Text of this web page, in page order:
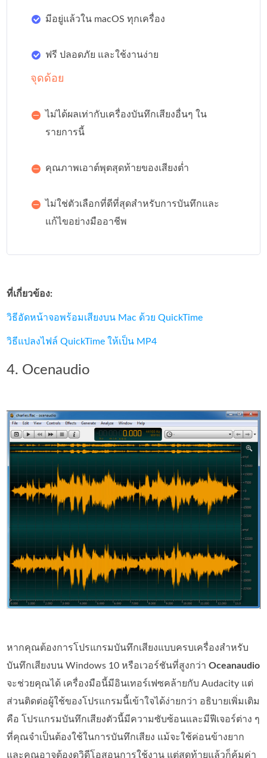
มีอยู่แล้วใน macOS ทุกเครื่อง
ฟรี ปลอดภัย และใช้งานง่าย
จุดด้อย
ไม่ได้ผลเท่ากับเครื่องบันทึกเสียงอื่นๆ ใน
รายการนี้
คุณภาพเอาต์พุตสุดท้ายของเสียงต่ำ
ไม่ใช่ตัวเลือกที่ดีที่สุดสำหรับการบันทึกและ
แก้ไขอย่างมืออาชีพ
ที่เกี่ยวข้อง:
วิธีอัดหน้าจอพร้อมเสียงบน Mac ด้วย QuickTime
วิธีแปลงไฟล์ QuickTime ให้เป็น MP4
4. Ocenaudio
หากคุณต้องการโปรแกรมบันทึกเสียงแบบครบเครื่องสำหรับ
บันทึกเสียงบน Windows 10 หรือเวอร์ชันที่สูงกว่าOceanaudio
จะช่วยคุณได้ เครื่องมือนี้มีอินเทอร์เฟซคล้ายกับ Audacity แต่
ส่วนติดต่อผู้ใช้ของโปรแกรมนี้เข้าใจได้ง่ายกว่า อธิบายเพิ่มเติม
คือ โปรแกรมบันทึกเสียงตัวนี้มีความซับซ้อนและมีฟีเจอร์ต่าง ๆ
ที่คุณจำเป็นต้องใช้ในการบันทึกเสียง แม้จะใช้ค่อนข้างยาก
และคุณอาจต้องดูวิดีโอสอนการใช้งาน แต่สุดท้ายแล้วก็คุ้มค่า